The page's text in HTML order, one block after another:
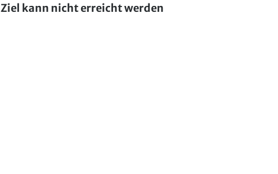
Ziel kann nicht erreicht werden